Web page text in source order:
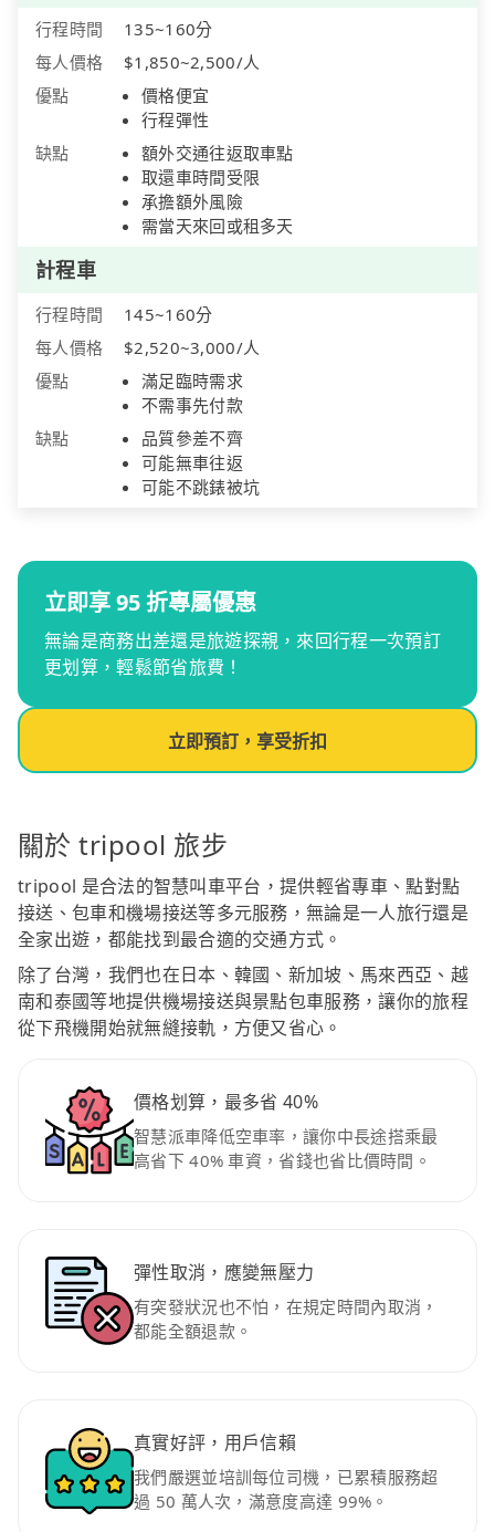
行程時間
135~160分
每人價格
$1,850~2,500/人
優點
價格便宜
行程彈性
缺點
額外交通往返取車點
取還車時間受限
承擔額外風險
需當天來回或租多天
計程車
行程時間
145~160分
每人價格
$2,520~3,000/人
優點
滿足臨時需求
不需事先付款
缺點
品質參差不齊
可能無車往返
可能不跳錶被坑
立即享 95 折專屬優惠
無論是商務出差還是旅遊探親，來回行程一次預訂
更划算，輕鬆節省旅費！
立即預訂，享受折扣
關於 tripool 旅步
tripool 是合法的智慧叫車平台，提供輕省專車、點對點
接送、包車和機場接送等多元服務，無論是一人旅行還是
全家出遊，都能找到最合適的交通方式。
除了台灣，我們也在日本、韓國、新加坡、馬來西亞、越
南和泰國等地提供機場接送與景點包車服務，讓你的旅程
從下飛機開始就無縫接軌，方便又省心。
價格划算，最多省 40%
智慧派車降低空車率，讓你中長途搭乘最
高省下 40% 車資，省錢也省比價時間。
彈性取消，應變無壓力
有突發狀況也不怕，在規定時間內取消，
都能全額退款。
真實好評，用戶信賴
我們嚴選並培訓每位司機，已累積服務超
過 50 萬人次，滿意度高達 99%。